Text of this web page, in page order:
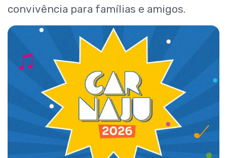
convivência para famílias e amigos.